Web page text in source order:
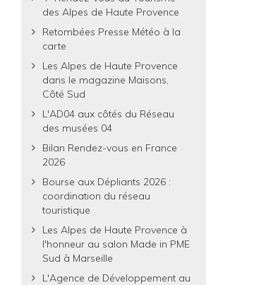
des Alpes de Haute Provence
Retombées Presse Météo à la
carte
Les Alpes de Haute Provence
dans le magazine Maisons,
Côté Sud
L'AD04 aux côtés du Réseau
des musées 04
Bilan Rendez-vous en France
2026
Bourse aux Dépliants 2026 :
coordination du réseau
touristique
Les Alpes de Haute Provence à
l'honneur au salon Made in PME
Sud à Marseille
L'Agence de Développement au